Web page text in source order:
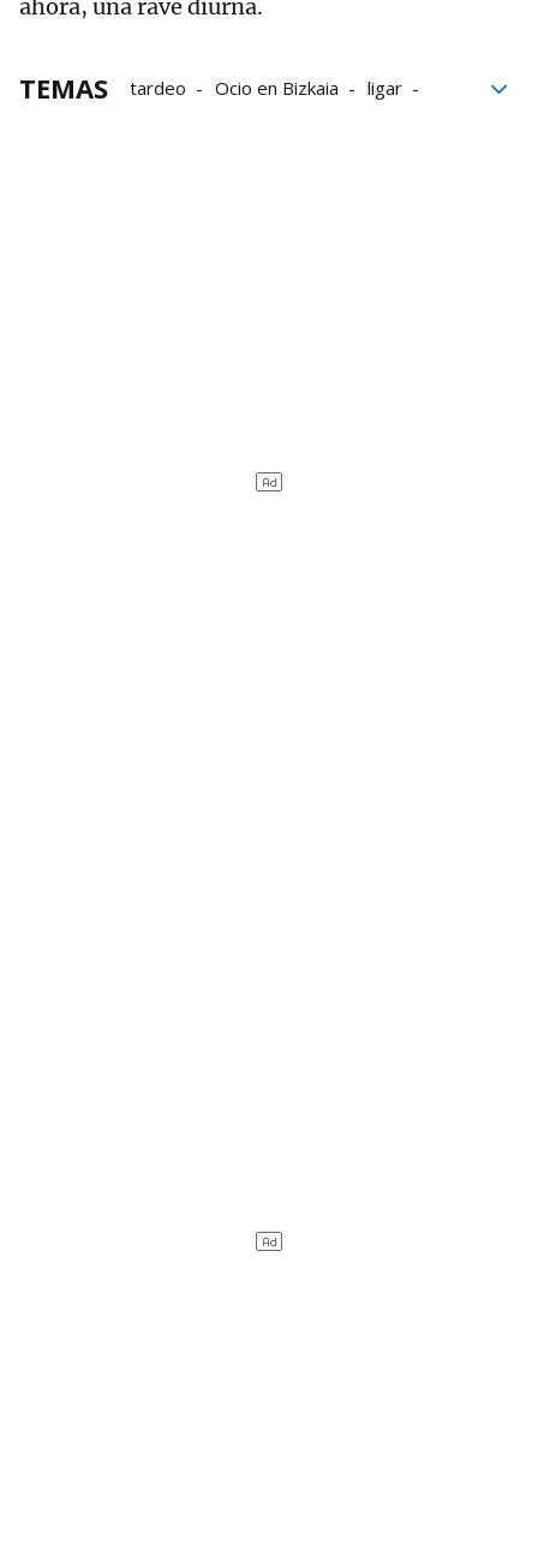
ahora, una rave diurna.
TEMAS tardeo Ocio en Bizkaia
ligar